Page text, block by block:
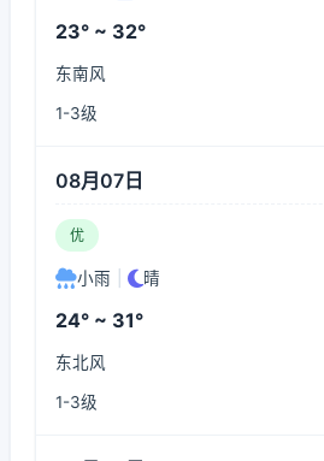
23° ~ 32°
东南风
1-3级
08月07日
优
小雨 晴
24° ~ 31°
东北风
1-3级